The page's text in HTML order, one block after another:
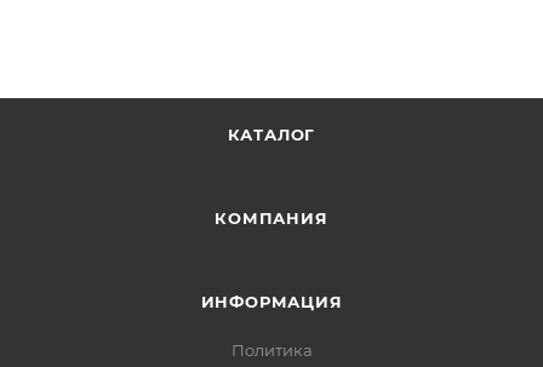
КАТАЛОГ
КОМПАНИЯ
ИНФОРМАЦИЯ
Политика